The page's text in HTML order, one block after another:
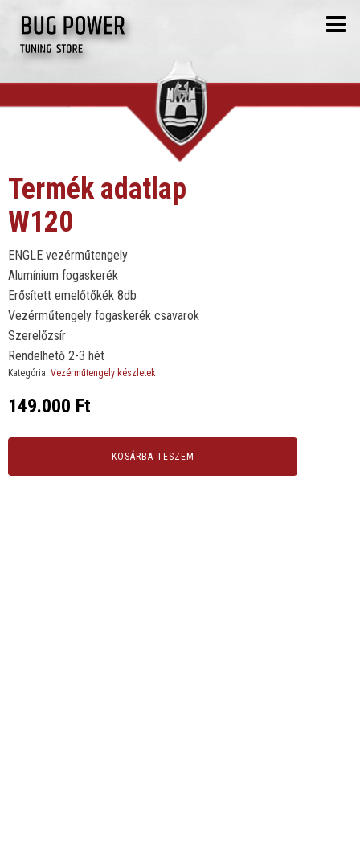
Termék adatlap
W120
ENGLE vezérműtengely
Alumínium fogaskerék
Erősített emelőtőkék 8db
Vezérműtengely fogaskerék csavarok
Szerelőzsír
Rendelhető 2-3 hét
Kategória: Vezérműtengely készletek
149.000 Ft
KOSÁRBA TESZEM